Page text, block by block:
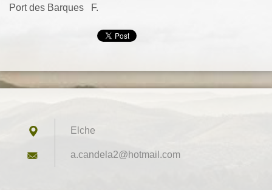
Port des Barques F.
Elche
a.candel a2@hotmail.com